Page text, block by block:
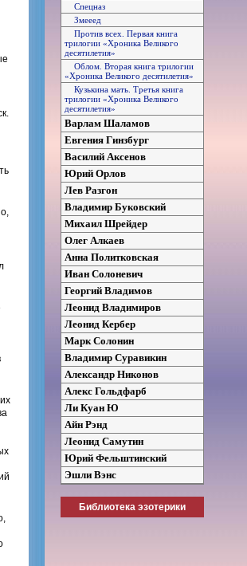
Спецназ
Змееед
Против всех. Первая книга
трилогии «Хроника Великого
десятилетия»
Облом. Вторая книга трилогии
«Хроника Великого десятилетия»
Кузькина мать. Третья книга
трилогии «Хроника Великого
десятилетия»
Варлам Шаламов
Евгения Гинзбург
Василий Аксенов
Юрий Орлов
Лев Разгон
Владимир Буковский
Михаил Шрейдер
Олег Алкаев
Анна Политковская
Иван Солоневич
Георгий Владимов
Леонид Владимиров
Леонид Кербер
Марк Солонин
Владимир Суравикин
Александр Никонов
Алекс Гольдфарб
Ли Куан Ю
Айн Рэнд
Леонид Самутин
Юрий Фельштинский
Эшли Вэнс
Библиотека эзотерики